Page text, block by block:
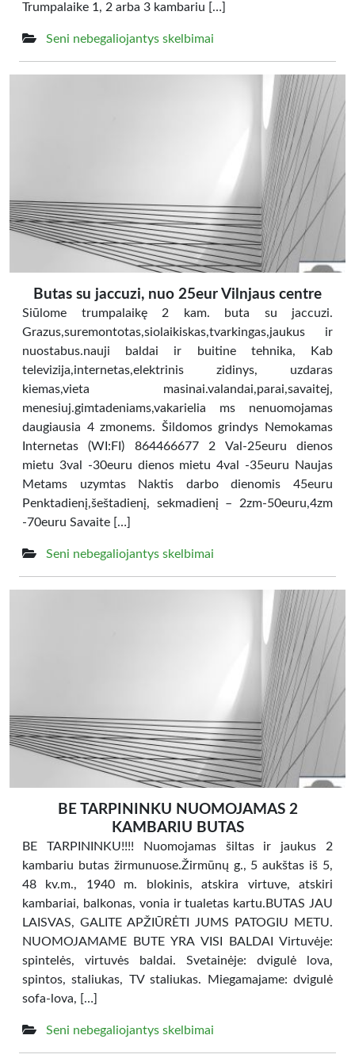
Trumpalaike 1, 2 arba 3 kambariu […]
Seni nebegaliojantys skelbimai
Butas su jaccuzi, nuo 25eur Vilnjaus centre
Siūlome trumpalaikę 2 kam. buta su jaccuzi.
Grazus,suremontotas,siolaikiskas,tvarkingas,jaukus ir
nuostabus.nauji baldai ir buitine tehnika, Kab
televizija,internetas,elektrinis zidinys, uzdaras
kiemas,vieta masinai.valandai,parai,savaitej,
menesiuj.gimtadeniams,vakarielia ms nenuomojamas
daugiausia 4 zmonems. Šildomos grindys Nemokamas
Internetas (WI:FI) 864466677 2 Val-25euru dienos
mietu 3val -30euru dienos mietu 4val -35euru Naujas
Metams uzymtas Naktis darbo dienomis 45euru
Penktadienį,šeštadienį, sekmadienį – 2zm-50euru,4zm
-70euru Savaite […]
Seni nebegaliojantys skelbimai
BE TARPININKU NUOMOJAMAS 2
KAMBARIU BUTAS
BE TARPININKU!!!! Nuomojamas šiltas ir jaukus 2
kambariu butas žirmunuose.Žirmūnų g., 5 aukštas iš 5,
48 kv.m., 1940 m. blokinis, atskira virtuve, atskiri
kambariai, balkonas, vonia ir tualetas kartu.BUTAS JAU
LAISVAS, GALITE APŽIŪRĖTI JUMS PATOGIU METU.
NUOMOJAMAME BUTE YRA VISI BALDAI Virtuvėje:
spintelės, virtuvės baldai. Svetainėje: dvigulė lova,
spintos, staliukas, TV staliukas. Miegamajame: dvigulė
sofa-lova, […]
Seni nebegaliojantys skelbimai